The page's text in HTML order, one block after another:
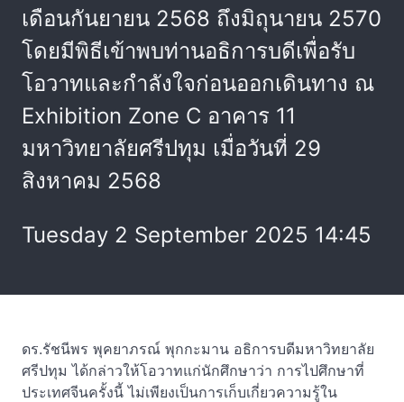
เดือนกันยายน 2568 ถึงมิถุนายน 2570
โดยมีพิธีเข้าพบท่านอธิการบดีเพื่อรับ
โอวาทและกำลังใจก่อนออกเดินทาง ณ
Exhibition Zone C อาคาร 11
มหาวิทยาลัยศรีปทุม เมื่อวันที่ 29
สิงหาคม 2568
Tuesday 2 September 2025 14:45
ดร.รัชนีพร พุคยาภรณ์ พุกกะมาน อธิการบดีมหาวิทยาลัย
ศรีปทุม ได้กล่าวให้โอวาทแก่นักศึกษาว่า การไปศึกษาที่
ประเทศจีนครั้งนี้ ไม่เพียงเป็นการเก็บเกี่ยวความรู้ใน